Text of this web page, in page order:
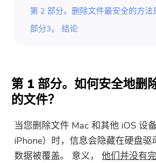
第 2 部分。删除文件最安全的方法
部分3。 结论
第 1 部分。如何安全地删
的文件？
当您删除文件 Mac 和其他 iOS 设
iPhone）时，信息会隐藏在硬盘驱
数据被覆盖。 意义，他们并没有